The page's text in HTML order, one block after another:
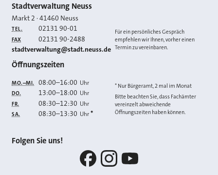
Kontakt
Stadtverwaltung Neuss
Markt 2 ·41460 Neuss
TEL. 02131 90-01
FAX 02131 90-2488
E-MAIL
stadtverwaltung@stadt.neuss.de
Für ein persönliches Gespräch
empfehlen wir Ihnen, vorher einen
Termin zu vereinbaren.
Öffnungszeiten
MO.–MI. 08:00–16:00 Uhr
DO. 13:00–18:00 Uhr
FR. 08:30–12:30 Uhr
SA. 08:30–13:30 Uhr *
* Nur Bürgeramt, 2 mal im Monat
Bitte beachten Sie, dass Fachämter
vereinzelt abweichende
Öffnungszeiten haben können.
Folgen Sie uns!